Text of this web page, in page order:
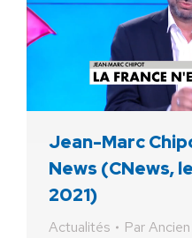
Jean-Marc
News (CNews,
2021)
Actualités Par